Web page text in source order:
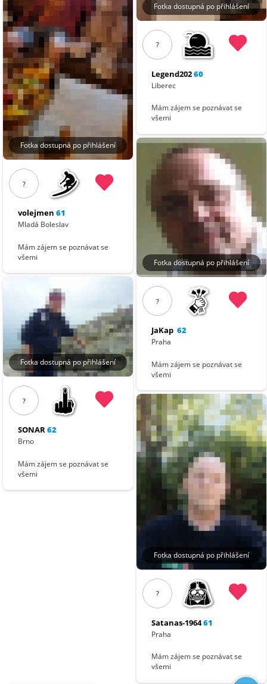
Fotka dostupná po přihlášení
?
volejmen 61
Mladá Boleslav
Mám zájem se poznávat se
všemi
Fotka dostupná po přihlášení
?
SONAR62
Brno
Mám zájem se poznávat se
všemi
Fotka dostupná po přihlášení
?
Legend20260
Liberec
Mám zájem se poznávat se
všemi
Fotka dostupná po přihlášení
?
JaKap 62
Praha
Mám zájem se poznávat se
všemi
Fotka dostupná po přihlášení
?
Satanas-196461
Praha
Mám zájem se poznávat se
všemi